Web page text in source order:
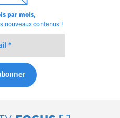
par mois,
nouveaux contenus !